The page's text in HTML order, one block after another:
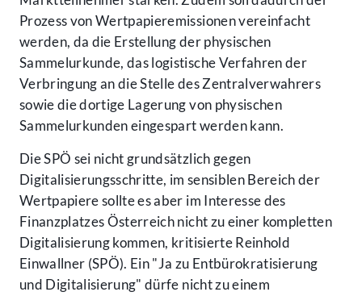
Prozess von Wertpapieremissionen vereinfacht
werden, da die Erstellung der physischen
Sammelurkunde, das logistische Verfahren der
Verbringung an die Stelle des Zentralverwahrers
sowie die dortige Lagerung von physischen
Sammelurkunden eingespart werden kann.
Die SPÖ sei nicht grundsätzlich gegen
Digitalisierungsschritte, im sensiblen Bereich der
Wertpapiere sollte es aber im Interesse des
Finanzplatzes Österreich nicht zu einer kompletten
Digitalisierung kommen, kritisierte Reinhold
Einwallner (SPÖ). Ein "Ja zu Entbürokratisierung
und Digitalisierung" dürfe nicht zu einem